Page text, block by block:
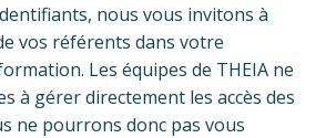
nous vous invitons à
vos référents dans votre
Les équipes de THEIA ne
à gérer directement les accès des
ne pourrons donc pas vous